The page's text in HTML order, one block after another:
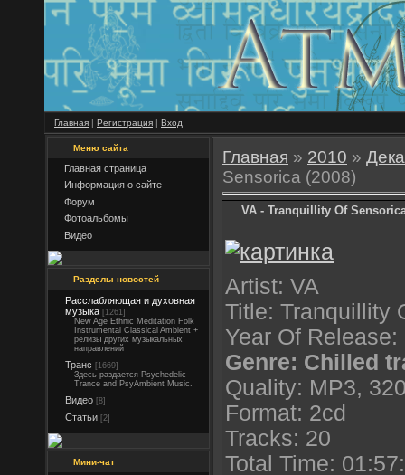
Главная | Регистрация | Вход
Меню сайта
Главная страница
Информация о сайте
Форум
Фотоальбомы
Видео
Разделы новостей
Расслабляющая и духовная
музыка [1261]
New Age Ethnic Meditation Folk
Instrumental Classical Ambient +
релизы других музыкальных
направлений
Транс [1669]
Здесь раздается Psychedelic
Trance and PsyAmbient Music.
Видео [8]
Статьи [2]
Мини-чат
Главная » 2010 »
Sensorica (2008)
VA - Tranquillity Of
Artist: VA
Title: Tranquillity
Year Of Release:
Genre: Chilled
Quality: MP3,
Format: 2cd
Tracks: 20
Total Time: